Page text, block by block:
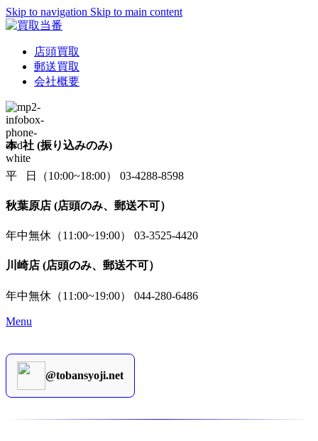
Skip to navigation Skip to main content
店頭買取
郵送買取
会社概要
本 社 (振り込みのみ)
平 日（10:00~18:00） 03-4288-8598
秋葉原店 (店頭のみ、郵送不可）
年中無休（11:00~19:00） 03-3525-4420
川崎店 (店頭のみ、郵送不可）
年中無休（11:00~19:00） 044-280-6486
Menu
@tobansyoji.net